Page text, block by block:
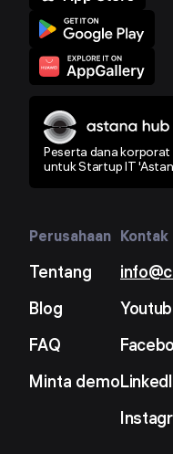
Peserta dana
untuk Startup IT
Perusahaan
Tentang
Blog
FAQ
Minta demo
Kontak